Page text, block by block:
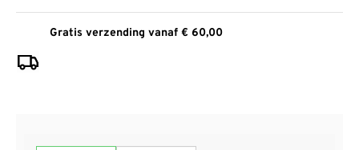
Gratis verzending vanaf € 60,00